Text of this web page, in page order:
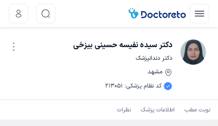
دکتر سیده نفیسه حسینی بیزخی
دکتر دندانپزشک
مشهد
کد نظام پزشکی:
213051
نوبت مطب اطلاعات پزشک نظرات